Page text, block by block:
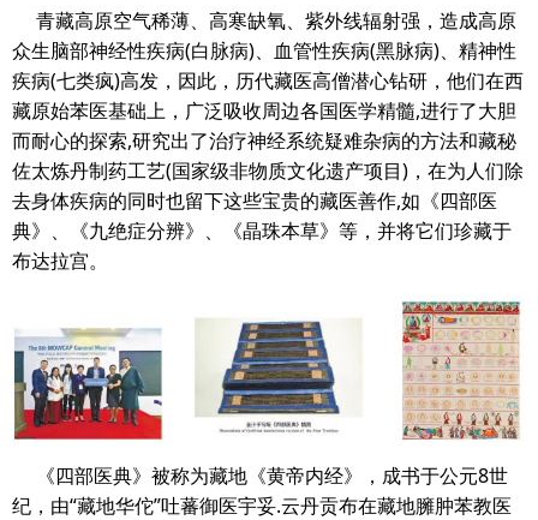
青藏高原空气稀薄、高寒缺氧、紫外线辐射强，造成高原
众生脑部神经性疾病(白脉病)、血管性疾病(黑脉病)、精神性
疾病(七类疯)高发，因此，历代藏医高僧潜心钻研，他们在西
藏原始苯医基础上，广泛吸收周边各国医学精髓,进行了大胆
而耐心的探索,研究出了治疗神经系统疑难杂病的方法和藏秘
佐太炼丹制药工艺(国家级非物质文化遗产项目)，在为人们除
去身体疾病的同时也留下这些宝贵的藏医善作,如《四部医
典》、《九绝症分辨》、《晶珠本草》等，并将它们珍藏于
布达拉宫。
《四部医典》被称为藏地《黄帝内经》，成书于公元8世
纪，由“藏地华佗”吐蕃御医宇妥.云丹贡布在藏地臃肿苯教医